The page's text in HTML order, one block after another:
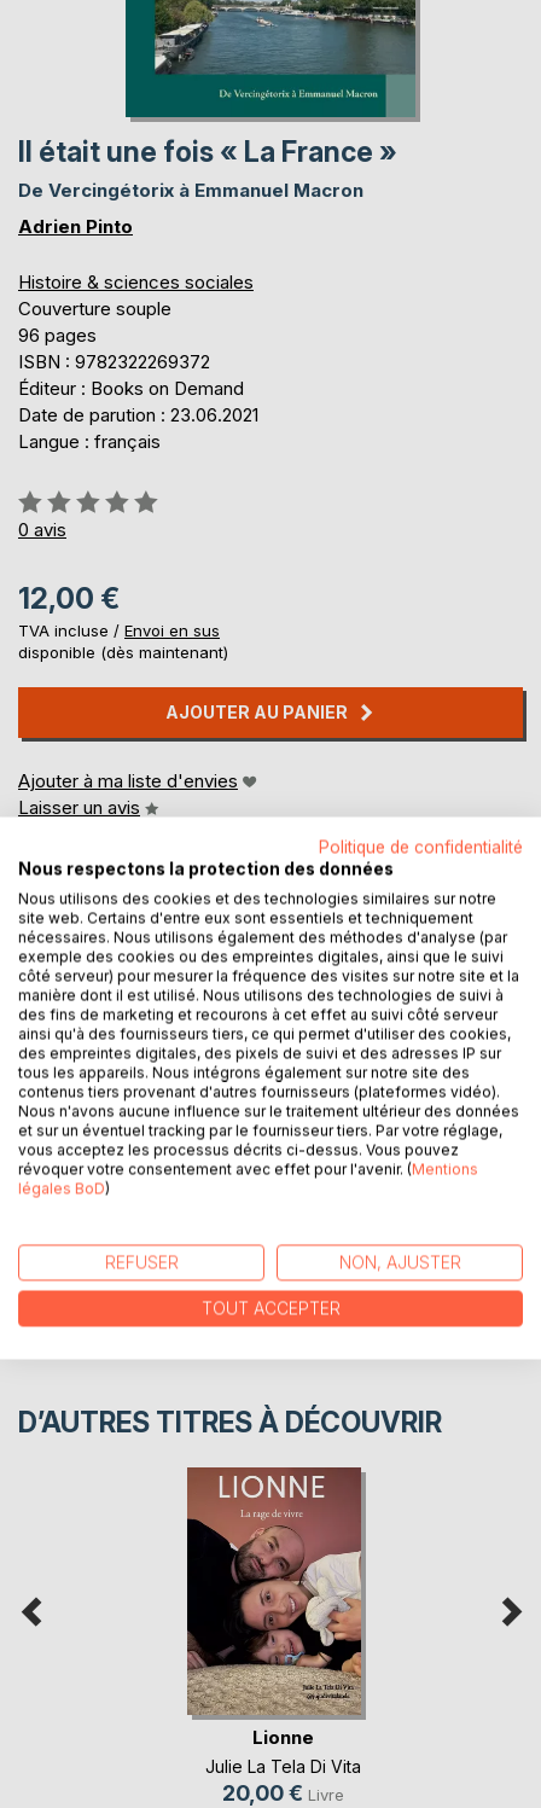
Il était une fois « La France »
De Vercingétorix à Emmanuel Macron
Adrien Pinto
Histoire & sciences sociales
Couverture souple
96 pages
ISBN : 9782322269372
Éditeur : Books on Demand
Date de parution : 23.06.2021
Langue : français
Évaluation:
0%
0 avis
12,00 €
TVA incluse / Envoi en sus
disponible (dès maintenant)
AJOUTER AU PANIER
Ajouter à ma liste d'envies
Laisser un avis
DESCRIPTION
L'histoire de France racontée par Adrien, onze ans.
AUTEUR(S)
CRITIQUES PRESSE
D’AUTRES TITRES À DÉCOUVRIR
Lionne
Julie La Tela Di Vita
20,00 € Livre
Politique de confidentialité
Nous respectons la protection des données
Nous utilisons des cookies et des technologies similaires sur notre
site web. Certains d'entre eux sont essentiels et techniquement
nécessaires. Nous utilisons également des méthodes d'analyse (par
exemple des cookies ou des empreintes digitales, ainsi que le suivi
côté serveur) pour mesurer la fréquence des visites sur notre site et la
manière dont il est utilisé. Nous utilisons des technologies de suivi à
des fins de marketing et recourons à cet effet au suivi côté serveur
ainsi qu'à des fournisseurs tiers, ce qui permet d'utiliser des cookies,
des empreintes digitales, des pixels de suivi et des adresses IP sur
tous les appareils. Nous intégrons également sur notre site des
contenus tiers provenant d'autres fournisseurs (plateformes vidéo).
Nous n'avons aucune influence sur le traitement ultérieur des données
et sur un éventuel tracking par le fournisseur tiers. Par votre réglage,
vous acceptez les processus décrits ci-dessus. Vous pouvez
révoquer votre consentement avec effet pour l'avenir. (Mentions
légales BoD)
REFUSER NON, AJUSTER
TOUT ACCEPTER